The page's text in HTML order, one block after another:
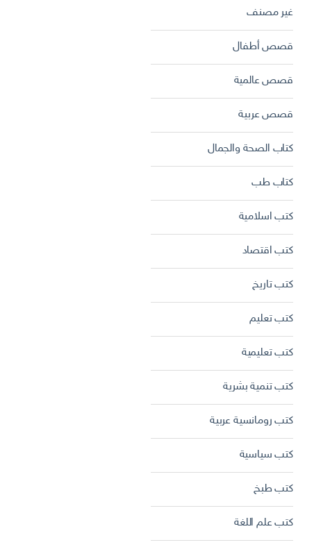
غير مصنف
قصص أطفال
قصص عالمية
قصص عربية
كتاب الصحة والجمال
كتاب طب
كتب اسلامية
كتب اقتصاد
كتب تاريخ
كتب تعليم
كتب تعليمية
كتب تنمية بشرية
كتب رومانسية عربية
كتب سياسية
كتب طبخ
كتب علم اللغة